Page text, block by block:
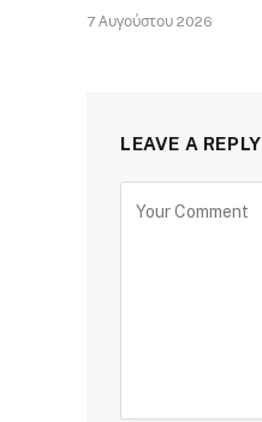
7 Αυγούστου 2026
LEAVE A REPLY